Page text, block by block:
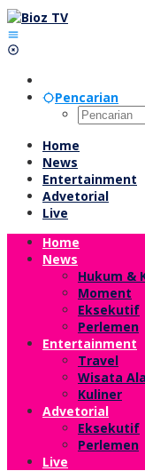
Lewati
ke
konten
Pencarian
Home
News
Entertainment
Advetorial
Live
Home
News
Hukum &
Moment
Eksekutif
Perlemen
Entertainment
Travel
Wisata
Kuliner
Advetorial
Eksekutif
Perlemen
Live